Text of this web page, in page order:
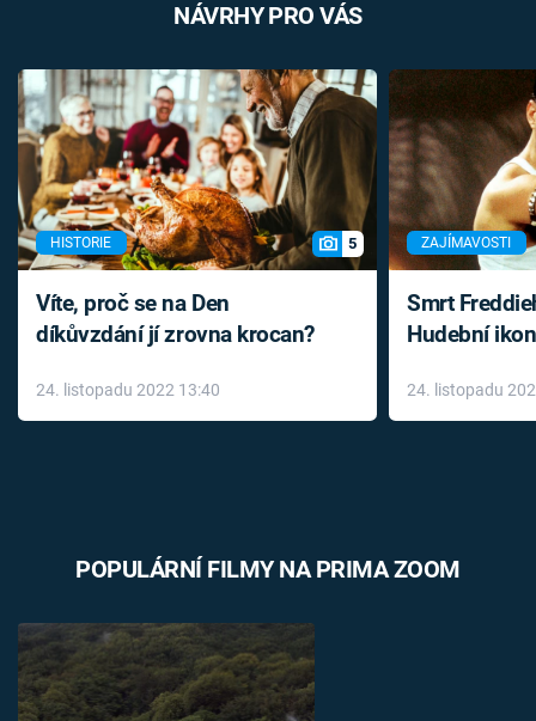
NÁVRHY PRO VÁS
HISTORIE 5
Víte, proč se na Den
díkůvzdání jí zrovna krocan?
24. listopadu 2022 13:40
ZAJÍMAVOSTI
Smrt
Hudební
léky
24. listopadu
POPULÁRNÍ FILMY NA PRIMA ZOOM